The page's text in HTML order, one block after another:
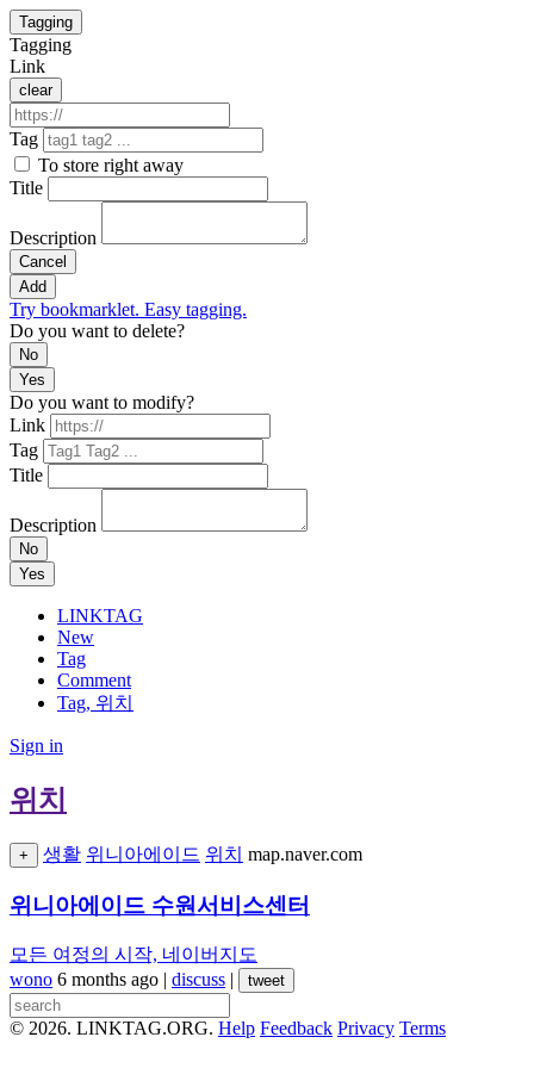
Tagging
Tagging
Link
clear
Tag
To store right away
Title
Description
Cancel
Add
Try bookmarklet. Easy tagging.
Do you want to delete?
No
Yes
Do you want to modify?
Link
Tag
Title
Description
No
Yes
LINKTAG
New
Tag
Comment
Tag, 위치
Sign in
위치
+ 생활 위니아에이드 위치 map.naver.com
위니아에이드 수원서비스센터
모든 여정의 시작, 네이버지도
wono 6 months ago | discuss | tweet
© 2026. LINKTAG.ORG. Help Feedback Privacy Terms